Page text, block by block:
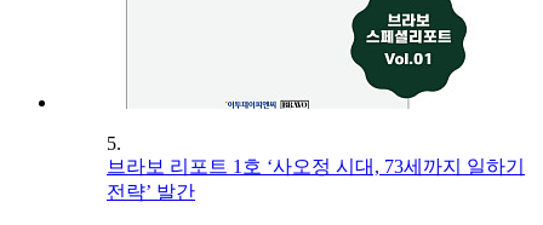
5.
브라보 리포트 1호 ‘사오정 시대, 73세까지 일하기
전략’ 발간